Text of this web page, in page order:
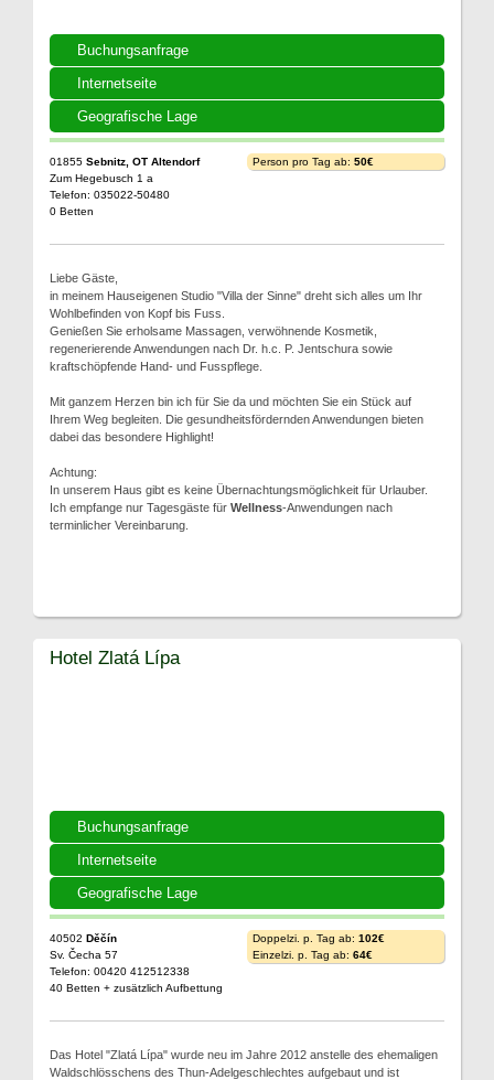
Buchungsanfrage
Internetseite
Geografische Lage
01855 Sebnitz, OT Altendorf
Zum Hegebusch 1 a
Telefon: 035022-50480
0 Betten
Person pro Tag ab: 50€
Liebe Gäste,
in meinem Hauseigenen Studio "Villa der Sinne" dreht sich alles um Ihr
Wohlbefinden von Kopf bis Fuss.
Genießen Sie erholsame Massagen, verwöhnende Kosmetik,
regenerierende Anwendungen nach Dr. h.c. P. Jentschura sowie
kraftschöpfende Hand- und Fusspflege.
Mit ganzem Herzen bin ich für Sie da und möchten Sie ein Stück auf
Ihrem Weg begleiten. Die gesundheitsfördernden Anwendungen bieten
dabei das besondere Highlight!
Achtung:
In unserem Haus gibt es keine Übernachtungsmöglichkeit für Urlauber.
Ich empfange nur Tagesgäste für Wellness-Anwendungen nach
terminlicher Vereinbarung.
Buchungsanfrage
Internetseite
Geografische Lage
Hotel Zlatá Lípa
40502 Děčín
Sv. Čecha 57
Telefon: 00420 412512338
40 Betten + zusätzlich Aufbettung
Doppelzi. p. Tag ab: 102€
Einzelzi. p. Tag ab: 64€
Das Hotel "Zlatá Lípa" wurde neu im Jahre 2012 anstelle des ehemaligen
Waldschlösschens des Thun-Adelgeschlechtes aufgebaut und ist